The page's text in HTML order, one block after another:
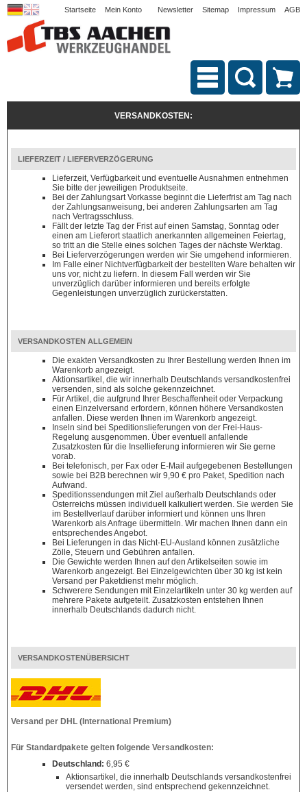
Startseite Mein Konto Newsletter Sitemap Impressum AGB
VERSANDKOSTEN:
LIEFERZEIT / LIEFERVERZÖGERUNG
Lieferzeit, Verfügbarkeit und eventuelle Ausnahmen entnehmen
Sie bitte der jeweiligen Produktseite.
Bei der Zahlungsart Vorkasse beginnt die Lieferfrist am Tag nach
der Zahlungsanweisung, bei anderen Zahlungsarten am Tag
nach Vertragsschluss.
Fällt der letzte Tag der Frist auf einen Samstag, Sonntag oder
einen am Lieferort staatlich anerkannten allgemeinen Feiertag,
so tritt an die Stelle eines solchen Tages der nächste Werktag.
Bei Lieferverzögerungen werden wir Sie umgehend informieren.
Im Falle einer Nichtverfügbarkeit der bestellten Ware behalten wir
uns vor, nicht zu liefern. In diesem Fall werden wir Sie
unverzüglich darüber informieren und bereits erfolgte
Gegenleistungen unverzüglich zurückerstatten.
VERSANDKOSTEN ALLGEMEIN
Die exakten Versandkosten zu Ihrer Bestellung werden Ihnen im
Warenkorb angezeigt.
Aktionsartikel, die wir innerhalb Deutschlands versandkostenfrei
versenden, sind als solche gekennzeichnet.
Für Artikel, die aufgrund Ihrer Beschaffenheit oder Verpackung
einen Einzelversand erfordern, können höhere Versandkosten
anfallen. Diese werden Ihnen im Warenkorb angezeigt.
Inseln sind bei Speditionslieferungen von der Frei-Haus-
Regelung ausgenommen. Über eventuell anfallende
Zusatzkosten für die Insellieferung informieren wir Sie gerne
vorab.
Bei telefonisch, per Fax oder E-Mail aufgegebenen Bestellungen
sowie bei B2B berechnen wir 9,90 € pro Paket, Spedition nach
Aufwand.
Speditionssendungen mit Ziel außerhalb Deutschlands oder
Österreichs müssen individuell kalkuliert werden. Sie werden Sie
im Bestellverlauf darüber informiert und können uns Ihren
Warenkorb als Anfrage übermitteln. Wir machen Ihnen dann ein
entsprechendes Angebot.
Bei Lieferungen in das Nicht-EU-Ausland können zusätzliche
Zölle, Steuern und Gebühren anfallen.
Die Gewichte werden Ihnen auf den Artikelseiten sowie im
Warenkorb angezeigt. Bei Einzelgewichten über 30 kg ist kein
Versand per Paketdienst mehr möglich.
Schwerere Sendungen mit Einzelartikeln unter 30 kg werden auf
mehrere Pakete aufgeteilt. Zusatzkosten entstehen Ihnen
innerhalb Deutschlands dadurch nicht.
VERSANDKOSTENÜBERSICHT
Versand per DHL (International Premium)
Für Standardpakete gelten folgende Versandkosten:
Deutschland: 6,95 €
Aktionsartikel, die innerhalb Deutschlands versandkostenfrei
versendet werden, sind entsprechend gekennzeichnet.